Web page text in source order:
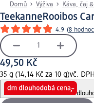
Domů Výživa Káva, čaj
TeekanneRooibos
4.9 (8
49,50 Kč
35 g (14,14 Kč za 10 g)vč.